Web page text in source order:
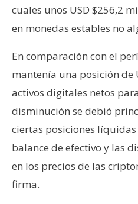
n
t
c
t
y
P
u
b
i
cuales unos USD $256,2
en monedas estables no
En comparación con el
mantenía una posición de
activos digitales netos
disminución se debió
ciertas posiciones
balance de efectivo y las
en los precios de las
firma.